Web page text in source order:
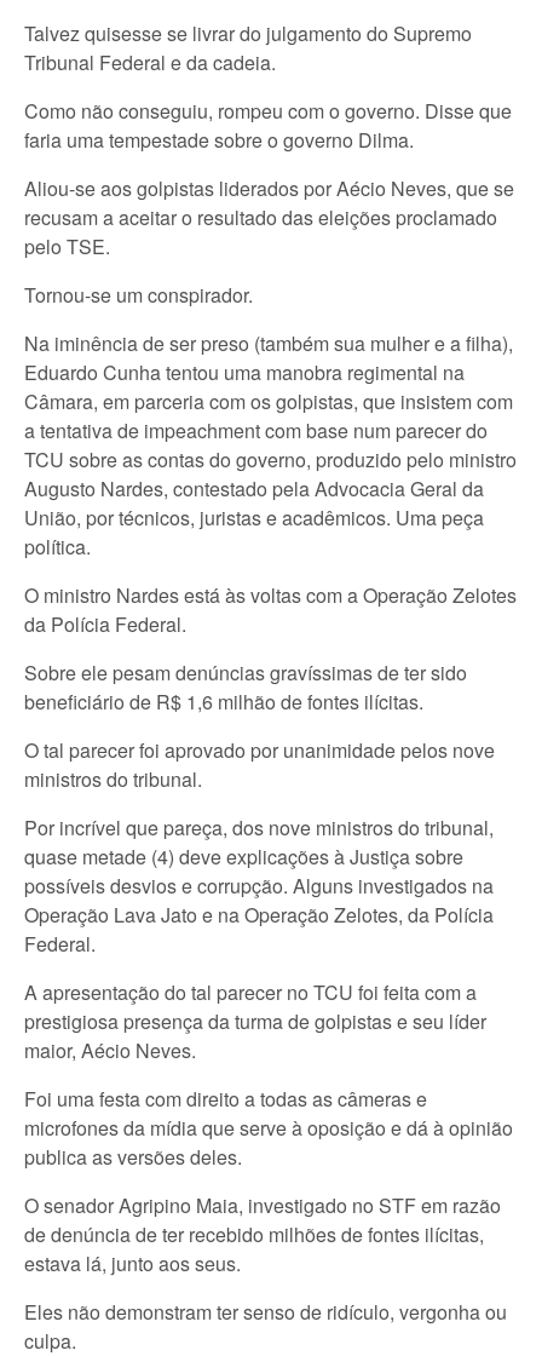
Talvez quisesse se livrar do julgamento do Supremo
Tribunal Federal e da cadeia.
Como não conseguiu, rompeu com o governo. Disse que
faria uma tempestade sobre o governo Dilma.
Aliou-se aos golpistas liderados por Aécio Neves, que se
recusam a aceitar o resultado das eleições proclamado
pelo TSE.
Tornou-se um conspirador.
Na iminência de ser preso (também sua mulher e a filha),
Eduardo Cunha tentou uma manobra regimental na
Câmara, em parceria com os golpistas, que insistem com
a tentativa de impeachment com base num parecer do
TCU sobre as contas do governo, produzido pelo ministro
Augusto Nardes, contestado pela Advocacia Geral da
União, por técnicos, juristas e acadêmicos. Uma peça
política.
O ministro Nardes está às voltas com a Operação Zelotes
da Polícia Federal.
Sobre ele pesam denúncias gravíssimas de ter sido
beneficiário de R$ 1,6 milhão de fontes ilícitas.
O tal parecer foi aprovado por unanimidade pelos nove
ministros do tribunal.
Por incrível que pareça, dos nove ministros do tribunal,
quase metade (4) deve explicações à Justiça sobre
possíveis desvios e corrupção. Alguns investigados na
Operação Lava Jato e na Operação Zelotes, da Polícia
Federal.
A apresentação do tal parecer no TCU foi feita com a
prestigiosa presença da turma de golpistas e seu líder
maior, Aécio Neves.
Foi uma festa com direito a todas as câmeras e
microfones da mídia que serve à oposição e dá à opinião
publica as versões deles.
O senador Agripino Maia, investigado no STF em razão
de denúncia de ter recebido milhões de fontes ilícitas,
estava lá, junto aos seus.
Eles não demonstram ter senso de ridículo, vergonha ou
culpa.